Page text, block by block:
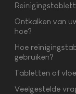
Ontkalken van
hoe?
Hoe
gebruiken?
Tabletten of
Veelgestelde